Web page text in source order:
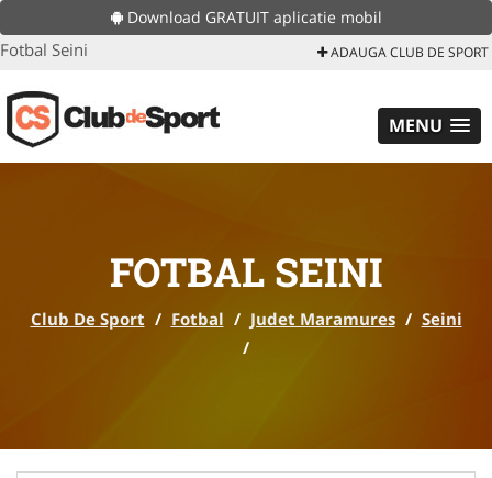
Download GRATUIT aplicatie mobil
Fotbal Seini ADAUGA CLUB DE SPORT
MENU
FOTBAL SEINI
Club De Sport / Fotbal / Judet Maramures / Seini
/